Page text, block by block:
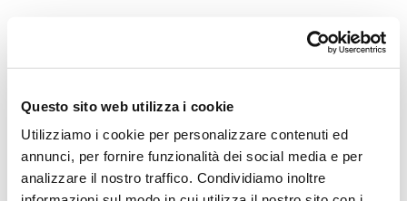
Questo sito web utilizza i cookie
Utilizziamo i cookie per personalizzare contenuti ed
annunci, per fornire funzionalità dei social media e per
analizzare il nostro traffico. Condividiamo inoltre
Direttore artistico
Professori D’Orchestra
La Storia
I Protagonisti
I Festival
Regolamento di Sala